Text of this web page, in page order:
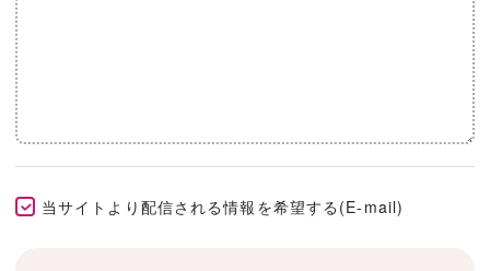
当サイトより配信される情報を希望する(E-mail)